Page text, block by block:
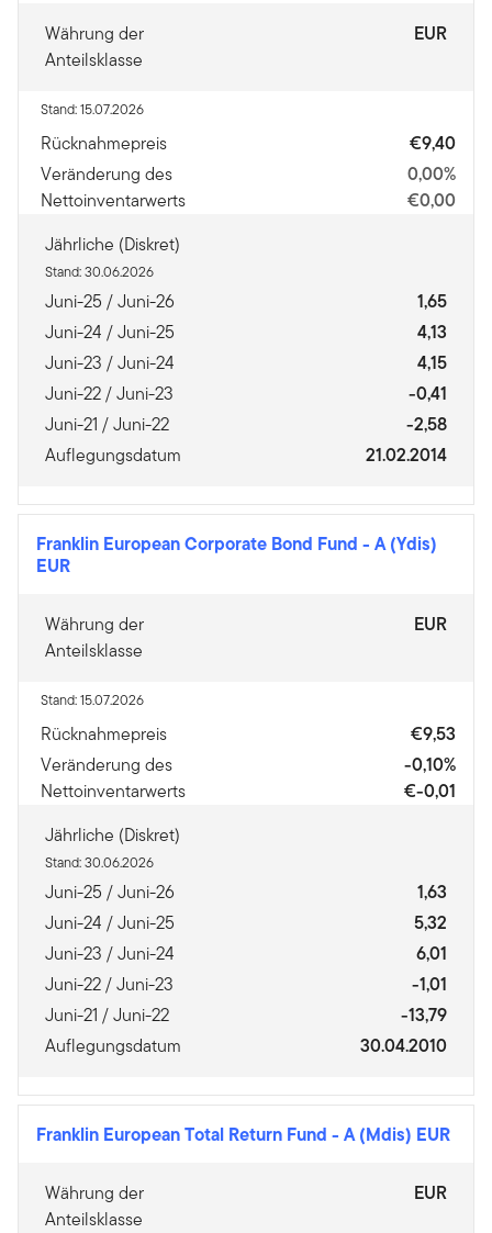
Währung der
Anteilsklasse
EUR
Stand: 15.07.2026
Rücknahmepreis
€9,40
Veränderung des
Nettoinventarwerts
0,00%
€0,00
Jährliche (Diskret)
Stand: 30.06.2026
Juni-25 / Juni-26
1,65
Juni-24 / Juni-25
4,13
Juni-23 / Juni-24
4,15
Juni-22 / Juni-23
-0,41
Juni-21 / Juni-22
-2,58
Auflegungsdatum
21.02.2014
Franklin European Corporate Bond Fund - A (Ydis)
EUR
Währung der
Anteilsklasse
EUR
Stand: 15.07.2026
Rücknahmepreis
€9,53
Veränderung des
Nettoinventarwerts
-0,10%
€-0,01
Jährliche (Diskret)
Stand: 30.06.2026
Juni-25 / Juni-26
1,63
Juni-24 / Juni-25
5,32
Juni-23 / Juni-24
6,01
Juni-22 / Juni-23
-1,01
Juni-21 / Juni-22
-13,79
Auflegungsdatum
30.04.2010
Franklin European Total Return Fund - A (Mdis) EUR
Währung der
Anteilsklasse
EUR